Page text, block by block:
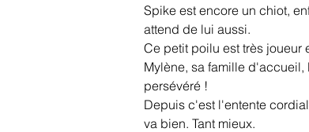
Spike est encore un chiot,
attend de lui aussi.
Ce petit poilu est très
Mylène, sa famille
persévéré !
Depuis c'est l'entente
va bien. Tant mieux.